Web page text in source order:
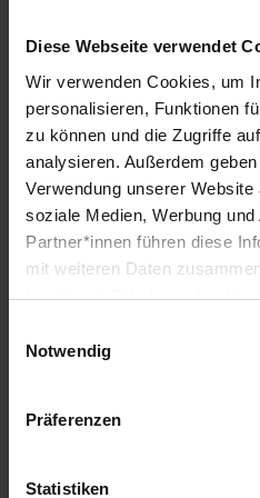
Diese Webseite verwendet
Wir verwenden Cookies, um
personalisieren, Funktionen
zu können und die Zugriffe
analysieren. Außerdem
Verwendung unserer
soziale Medien, Werbung
Partner*innen führen diese
mit weiteren Daten
bereitgestellt haben oder die
Cookies und ähnliche
Dienste erforderlich ist
sowie darüber hinaus soweit
Marketingcookies). Mit
Notwendig
Präferenzen
Statistiken
verteilt hier sanfte
Seele und rundet
Naturpark-
dem Schwimmen
Relaxbereich
schmieden. Oder
nur, um die
die herzerwärmende